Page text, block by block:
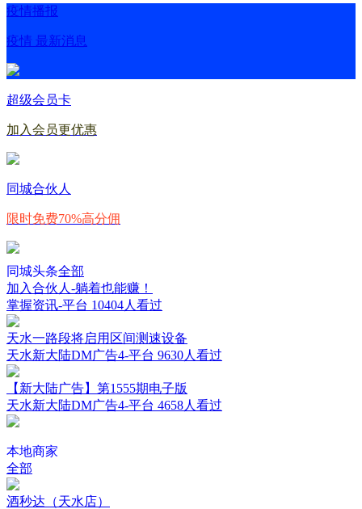
疫情播报
疫情 最新消息
超级会员卡
加入会员更优惠
同城合伙人
限时免费70%高分佣
同城头条全部
加入合伙人-躺着也能赚！
掌握资讯-平台 10404人看过
天水一路段将启用区间测速设备
天水新大陆DM广告4-平台 9630人看过
【新大陆广告】第1555期电子版
天水新大陆DM广告4-平台 4658人看过
本地商家
全部
酒秒达（天水店）